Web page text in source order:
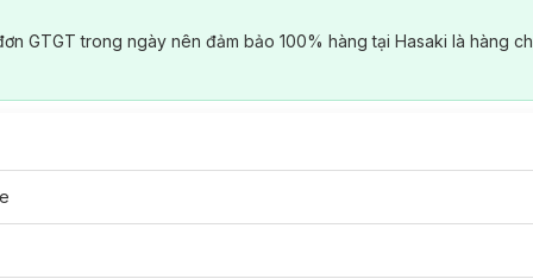
GTGT trong ngày nên đảm bảo 100% hàng tại Hasaki là hàng